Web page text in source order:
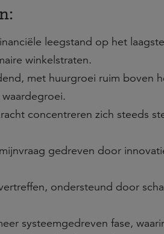
leegstand op het
winkelstraten.
met huurgroei ruim boven
concentreren zich steeds
gedreven door
ondersteund door
systeemgedreven fase,